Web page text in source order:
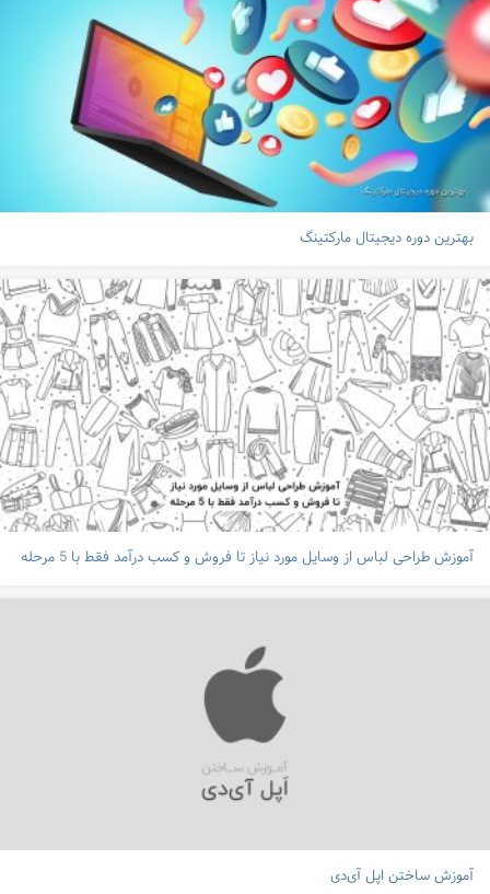
بهترین دوره دیجیتال مارکتینگ
آموزش طراحی لباس از وسایل مورد نیاز تا فروش و کسب درآمد فقط با 5 مرحله
آموزش ساختن اپل آی‌دی